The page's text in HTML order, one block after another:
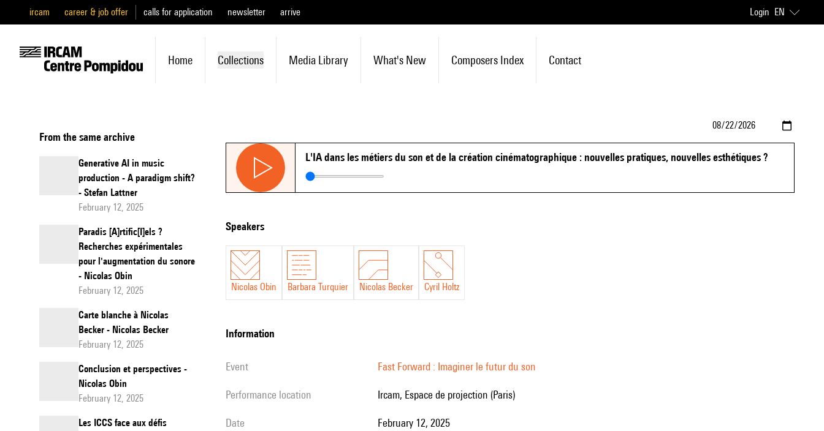
ircam career & job offer calls for application newsletter arrive Login EN
Home Collections Media Library What's New Composers Index Contact
From the same archive
Generative AI in music
production - A paradigm shift?
- Stefan Lattner
February 12, 2025
Paradis [A]rtific[I]els ?
Recherches expérimentales
pour l'augmentation du sonore
- Nicolas Obin
February 12, 2025
Carte blanche à Nicolas
Becker - Nicolas Becker
February 12, 2025
Conclusion et perspectives -
Nicolas Obin
February 12, 2025
Les ICCS face aux défis
L'IA dans les métiers du son et de la création cinématographique : nouvelles pratiques, nouvelles esthétiques ?
speakers
Nicolas Obin Barbara Turquier Nicolas Becker Cyril Holtz
information
event Fast Forward : Imaginer le futur du son
performance location Ircam, Espace de projection (Paris)
date February 12, 2025